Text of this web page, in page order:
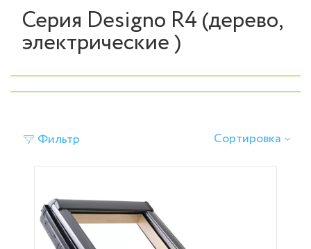
Серия Designo R4 (дерево,
электрические )
‹ ›
Фильтр Сортировка